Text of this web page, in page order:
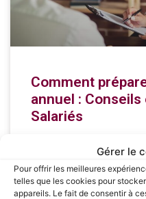
Gérer le
Pour offrir les meilleures
telles que les cookies pour
appareils. Le fait de consentir à
Comment
annuel :
Salariés
L’entretien annuel est
salarié, offrant une
réalisations, de recevoir
de planifier son